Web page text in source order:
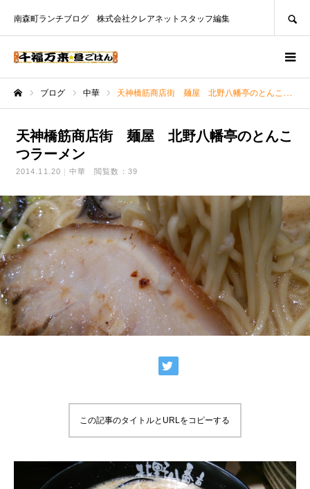
南森町ランチブログ 株式会社クレアネットスタッフ編集
ブログ 中華 天神橋筋商店街 麺屋 北野八幡亭のとんこつラーメン
天神橋筋商店街 麺屋 北野八幡亭のとんこ
つラーメン
2014.11.20 中華 閲覧数：39
この記事のタイトルとURLをコピーする